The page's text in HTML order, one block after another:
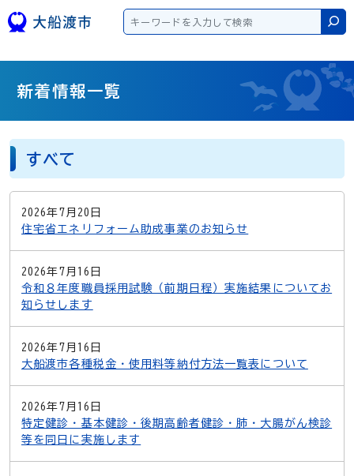
検索
新着情報一覧
すべて
2026年7月20日
住宅省エネリフォーム助成事業のお知らせ
2026年7月16日
令和８年度職員採用試験（前期日程）実施結果についてお
知らせします
2026年7月16日
大船渡市各種税金・使用料等納付方法一覧表について
2026年7月16日
特定健診・基本健診・後期高齢者健診・肺・大腸がん検診
等を同日に実施します